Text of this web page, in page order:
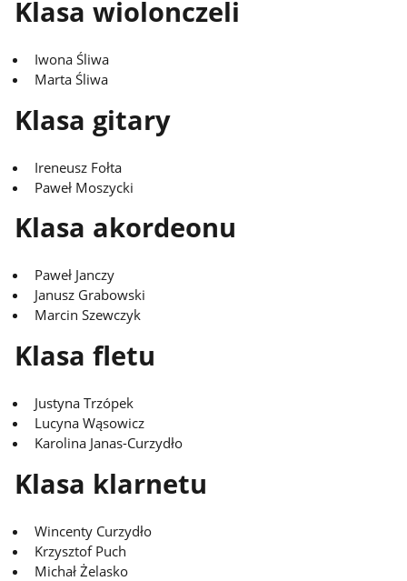
Klasa wiolonczeli
Iwona Śliwa
Marta Śliwa
Klasa gitary
Ireneusz Fołta
Paweł Moszycki
Klasa akordeonu
Paweł Janczy
Janusz Grabowski
Marcin Szewczyk
Klasa fletu
Justyna Trzópek
Lucyna Wąsowicz
Karolina Janas-Curzydło
Klasa klarnetu
Wincenty Curzydło
Krzysztof Puch
Michał Żelasko